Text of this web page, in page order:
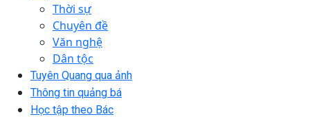
Thời sự
Chuyên đề
Văn nghệ
Dân tộc
Tuyên Quang qua ảnh
Thông tin quảng bá
Học tập theo Bác